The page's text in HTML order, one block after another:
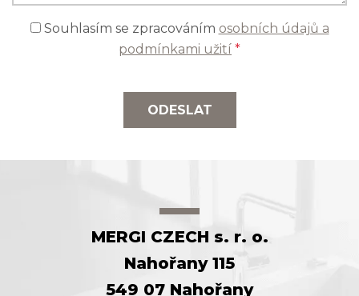
Souhlasím se zpracováním osobních údajů a
podmínkami užití *
ODESLAT
MERGI CZECH s. r. o.
Nahořany 115
549 07 Nahořany